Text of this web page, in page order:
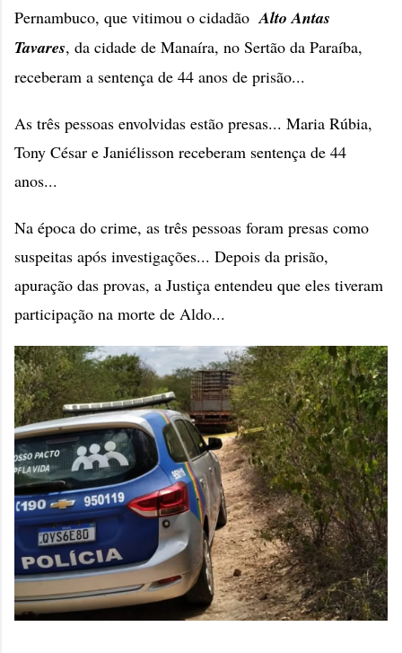
Pernambuco, que vitimou o cidadãoAlto Antas
Tavares, da cidade de Manaíra, no Sertão da Paraíba,
receberam a sentença de 44 anos de prisão...
As três pessoas envolvidas estão presas... Maria Rúbia,
Tony César e Janiélisson receberam sentença de 44
anos...
Na época do crime, as três pessoas foram presas como
suspeitas após investigações... Depois da prisão,
apuração das provas, a Justiça entendeu que eles tiveram
participação na morte de Aldo...